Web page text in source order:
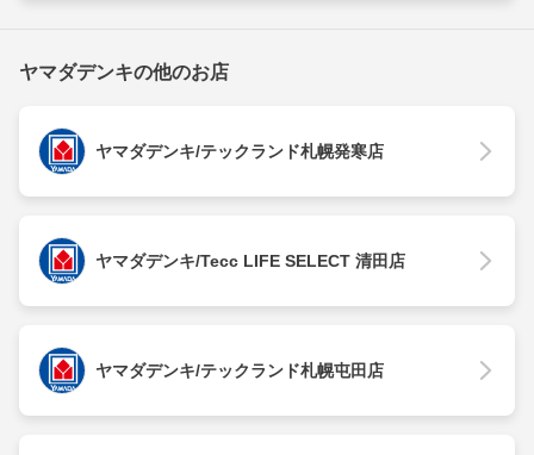
ヤマダデンキの他のお店
ヤマダデンキ/テックランド札幌発寒店
ヤマダデンキ/Tecc LIFE SELECT 清田店
ヤマダデンキ/テックランド札幌屯田店